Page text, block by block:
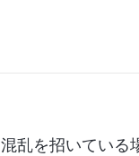
乱を招いてい